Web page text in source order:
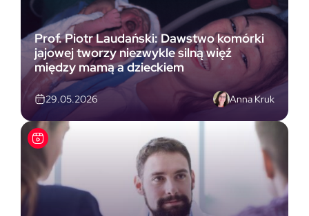
Prof. Piotr Laudański: Dawstwo komórki
jajowej tworzy niezwykle silną więź
między mamą a dzieckiem
29.05.2026 Anna Kruk